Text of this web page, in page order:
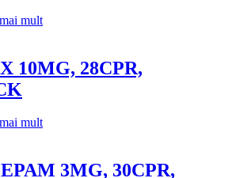
mult
10MG, 28CPR,
mult
3MG, 30CPR,